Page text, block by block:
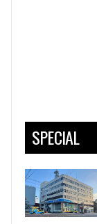
SPECIAL